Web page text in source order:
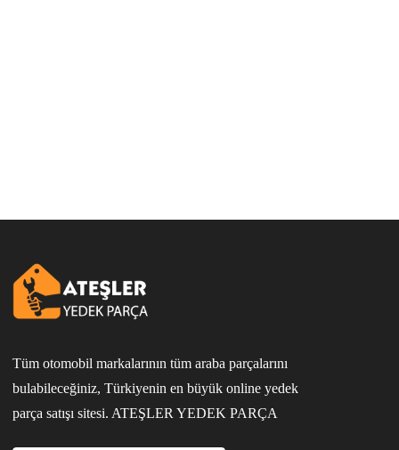
Tüm otomobil markalarının tüm araba parçalarını
bulabileceğiniz, Türkiyenin en büyük online yedek
parça satışı sitesi. ATEŞLER YEDEK PARÇA